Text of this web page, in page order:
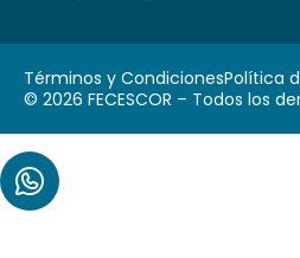
© 2026 FECESCOR – Todos los
Términos y CondicionesPolítica